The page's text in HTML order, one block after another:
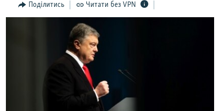
Перейти
до
ПОГЛЯД
ЯК ОБІЙТИ БЛОКУВАННЯ
Поділитись Читати без VPN